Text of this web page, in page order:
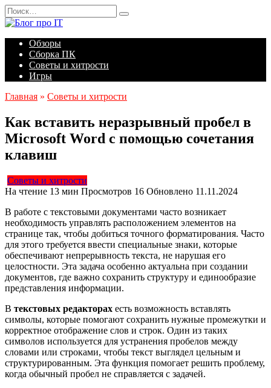
Перейти
к
содержанию
Search
for:
Обзоры
Сборка ПК
Советы и хитрости
Игры
Главная » Советы и хитрости
Как вставить неразрывный пробел в
Microsoft Word с помощью сочетания
клавиш
Советы и хитрости
На чтение 13 мин Просмотров 16 Обновлено 11.11.2024
В работе с текстовыми документами часто возникает
необходимость управлять расположением элементов на
странице так, чтобы добиться точного форматирования. Часто
для этого требуется ввести специальные знаки, которые
обеспечивают непрерывность текста, не нарушая его
целостности. Эта задача особенно актуальна при создании
документов, где важно сохранить структуру и единообразие
представления информации.
В текстовых редакторах есть возможность вставлять
символы, которые помогают сохранить нужные промежутки и
корректное отображение слов и строк. Один из таких
символов используется для устранения пробелов между
словами или строками, чтобы текст выглядел цельным и
структурированным. Эта функция помогает решить проблему,
когда обычный пробел не справляется с задачей.